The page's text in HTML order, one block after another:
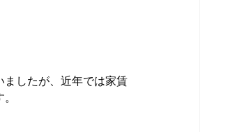
ましたが、近年では家賃